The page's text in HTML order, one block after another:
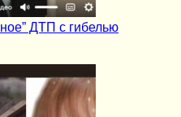
ДТП с гибелью